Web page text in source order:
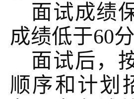
面试成绩
成绩低于60
面试后，
顺序和计划